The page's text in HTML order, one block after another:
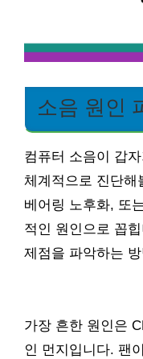
소음 원인
컴퓨터 소음이 갑
체계적으로 진단해
베어링 노후화, 또
적인 원인으로 꼽
제점을 파악하는
가장 흔한 원인은
인 먼지입니다. 팬